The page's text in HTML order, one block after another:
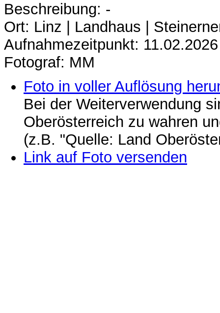
Beschreibung: -
Ort: Linz | Landhaus |
Aufnahmezeitpunkt: 11.02.2026
Fotograf: MM
Foto in voller Auflösung
Bei der Weiterverwendung
Oberösterreich zu wahren
(z.B. "Quelle: Land
Link auf Foto versenden